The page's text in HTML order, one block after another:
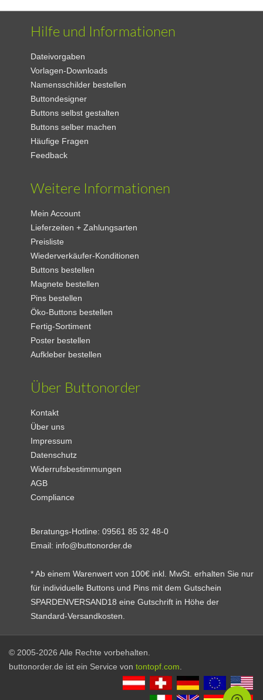
Hilfe und Informationen
Dateivorgaben
Vorlagen-Downloads
Namensschilder bestellen
Buttondesigner
Buttons selbst gestalten
Buttons selber machen
Häufige Fragen
Feedback
Weitere Informationen
Mein Account
Lieferzeiten + Zahlungsarten
Preisliste
Wiederverkäufer-Konditionen
Buttons bestellen
Magnete bestellen
Pins bestellen
Öko-Buttons bestellen
Fertig-Sortiment
Poster bestellen
Aufkleber bestellen
Über Buttonorder
Kontakt
Über uns
Impressum
Datenschutz
Widerrufsbestimmungen
AGB
Compliance
Beratungs-Hotline:09561 85 32 48-0
Email: info@buttonorder.de
* Ab einem Warenwert von 100€ inkl. MwSt. erhalten Sie nur
für individuelle Buttons und Pins mit dem Gutschein
SPARDENVERSAND18 eine Gutschrift in Höhe der
Standard-Versandkosten.
© 2005-2026 Alle Rechte vorbehalten.
buttonorder.de ist ein Service von tontopf.com